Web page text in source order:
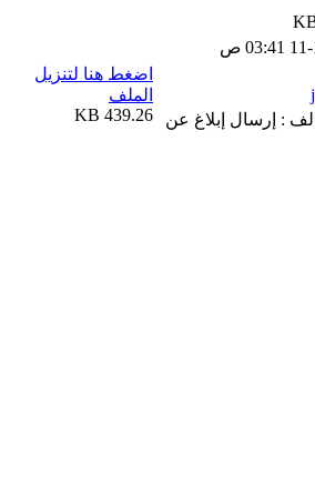
ص
: إرسال إبلاغ عن
اضغط هنا لتنزيل
الملف
439.26 KB